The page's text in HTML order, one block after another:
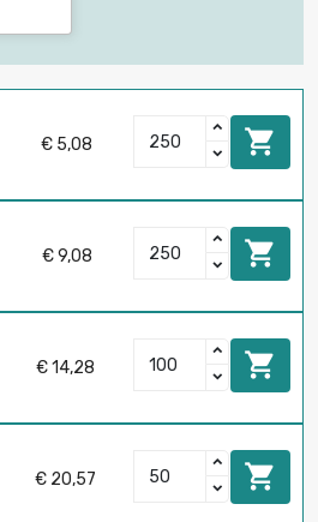
€ 5,08 
€ 9,08 
€ 14,28 
€ 20,57 